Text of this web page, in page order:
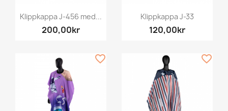
Klippkappa J-456 med...
200,00kr
Klippkappa J-33
120,00kr
favorite_border favorite_border